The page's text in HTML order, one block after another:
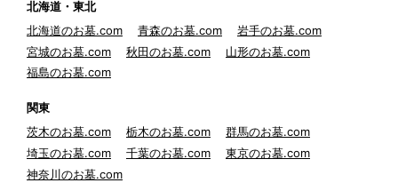
北海道・東北
北海道のお墓.com
青森のお墓.com
岩手のお墓.com
宮城のお墓.com
秋田のお墓.com
山形のお墓.com
福島のお墓.com
関東
茨木のお墓.com
栃木のお墓.com
群馬のお墓.com
埼玉のお墓.com
千葉のお墓.com
東京のお墓.com
神奈川のお墓.com